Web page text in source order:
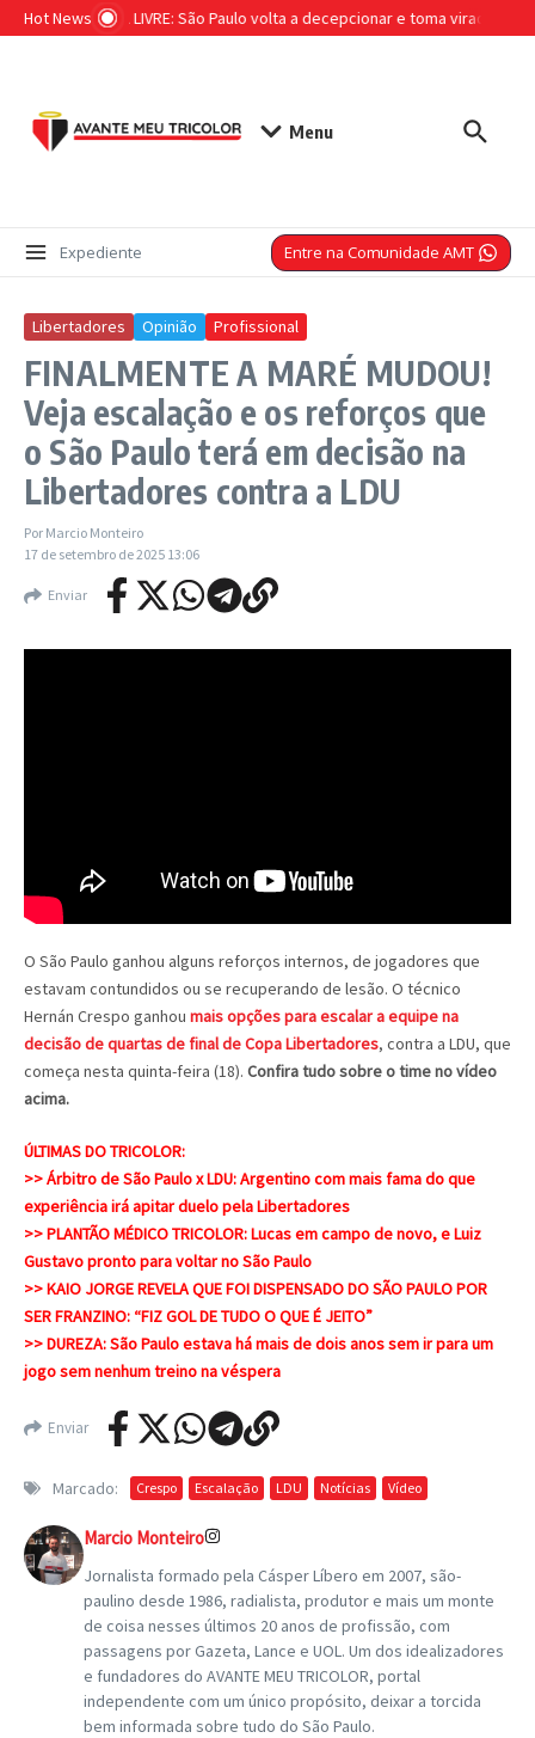
Ir para o conteúdo
Hot News
EM QUEDA LIVRE: São Paulo volta a decepcionar e toma virada do
Menu
Expediente Entre na Comunidade AMT
Libertadores Opinião Profissional
FINALMENTE A MARÉ MUDOU!
Veja escalação e os reforços que
o São Paulo terá em decisão na
Libertadores contra a LDU
Por Marcio Monteiro
17 de setembro de 2025 13:06
Enviar
O São Paulo ganhou alguns reforços internos, de jogadores que
estavam contundidos ou se recuperando de lesão. O técnico
Hernán Crespo ganhou mais opções para escalar a equipe na
decisão de quartas de final de Copa Libertadores, contra a LDU, que
começa nesta quinta-feira (18). Confira tudo sobre o time no vídeo
acima.
ÚLTIMAS DO TRICOLOR:
>> Árbitro de São Paulo x LDU: Argentino com mais fama do que
experiência irá apitar duelo pela Libertadores
>> PLANTÃO MÉDICO TRICOLOR: Lucas em campo de novo, e Luiz
Gustavo pronto para voltar no São Paulo
>> KAIO JORGE REVELA QUE FOI DISPENSADO DO SÃO PAULO POR
SER FRANZINO: “FIZ GOL DE TUDO O QUE É JEITO”
>> DUREZA: São Paulo estava há mais de dois anos sem ir para um
jogo sem nenhum treino na véspera
Enviar
Marcado: Crespo Escalação LDU Notícias Vídeo
Marcio Monteiro
Jornalista formado pela Cásper Líbero em 2007, são-
paulino desde 1986, radialista, produtor e mais um monte
de coisa nesses últimos 20 anos de profissão, com
passagens por Gazeta, Lance e UOL. Um dos idealizadores
e fundadores do AVANTE MEU TRICOLOR, portal
independente com um único propósito, deixar a torcida
bem informada sobre tudo do São Paulo.